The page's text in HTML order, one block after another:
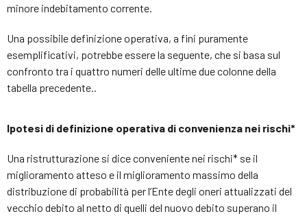
minore indebitamento corrente.
Una possibile definizione operativa, a fini puramente
esemplificativi, potrebbe essere la seguente, che si basa sul
confronto tra i quattro numeri delle ultime due colonne della
tabella precedente..
Ipotesi di definizione operativa di convenienza nei rischi*
Una ristrutturazione si dice conveniente nei rischi* se il
miglioramento atteso e il miglioramento massimo della
distribuzione di probabilità per l’Ente degli oneri attualizzati del
vecchio debito al netto di quelli del nuovo debito superano il